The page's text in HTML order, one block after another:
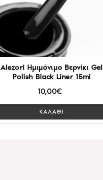
Alezori Ημιμόνιμο Βερνίκι Gel
Polish Black Liner 15ml
10,00€
ΚΑΛΑΘΙ